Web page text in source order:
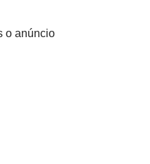
o anúncio